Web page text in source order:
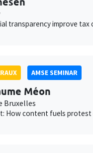
transparency improve tax
AMSE SEMINAR
Méon
Bruxelles
How content fuels protest